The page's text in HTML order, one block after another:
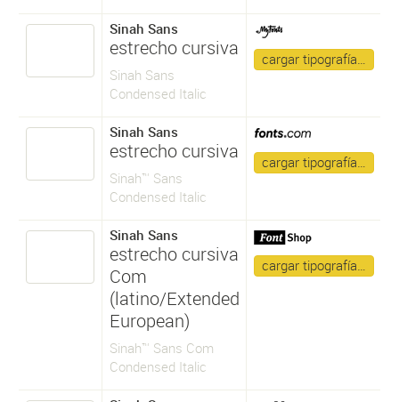
Sinah Sans
estrecho cursiva
Sinah Sans
Condensed Italic
cargar tipografía…
Sinah Sans
estrecho cursiva
Sinah™ Sans
Condensed Italic
cargar tipografía…
Sinah Sans
estrecho cursiva
Com
(latino/Extended
European)
Sinah™ Sans Com
Condensed Italic
cargar tipografía…